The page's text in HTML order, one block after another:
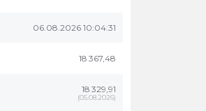
06.08.2026 10:04:31
18 367,48
18 329,91
(05.08.2026)